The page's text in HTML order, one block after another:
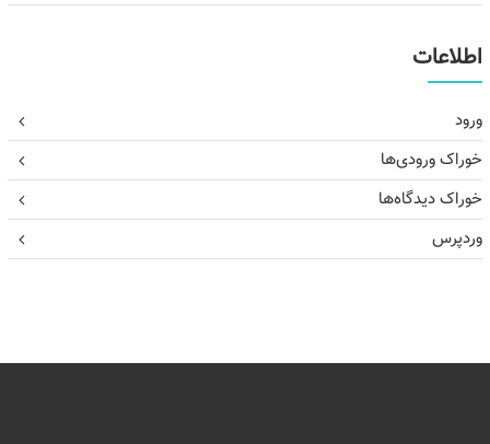
اطلاعات
ورود
خوراک ورودی‌ها
خوراک دیدگاه‌ها
وردپرس